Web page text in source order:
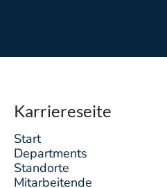
Karriereseite
Start
Departments
Standorte
Mitarbeitende